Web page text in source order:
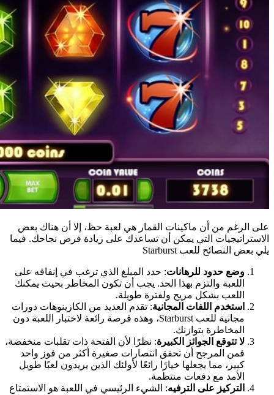
على الرغم من أن ماكينات القمار هي لعبة حظ، إلا أن هناك بعض
الاستراتيجيات التي يمكن أن تساعدك على زيادة فرص نجاحك. فيما
يلي بعض النصائح للعب Starburst
وضع حدود للرهانات: حدد المبلغ الذي ترغب في إنفاقه على
اللعبة والتزم بهذا الحد. يجب أن تكون المخاطر بحيث يمكنك
اللعب بشكل مريح ولفترة طويلة.
استخدم اللفات المجانية: تقدم العديد من الكازينوهات دورات
مجانية للعب Starburst، وهذه فرصة رائعة لاختبار اللعبة دون
المخاطرة بتوازنك.
لا تتوقع الجوائز الكبيرة: نظرًا لأن الفتحة ذات تقلبات منخفضة،
فمن المرجح أن تحقق انتصارات صغيرة أكثر من فوز واحد
كبير، مما يجعلها خيارًا رائعًا لأولئك الذين يريدون لعبًا طويل
الأمد مع دفعات منتظمة.
التركيز على الترفيه: الشيء الرئيسي في اللعبة هو الاستمتاع